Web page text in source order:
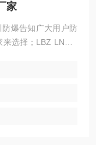
家
爆告知广大用户防
选择；LBZ LNZ B
钮用字母A来标识；